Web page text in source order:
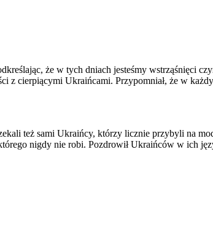
że w tych dniach jesteśmy wstrząśnięci
z cierpiącymi Ukraińcami. Przypomniał, że w
też sami Ukraińcy, którzy licznie przybyli na
nigdy nie robi. Pozdrowił Ukraińców w ich